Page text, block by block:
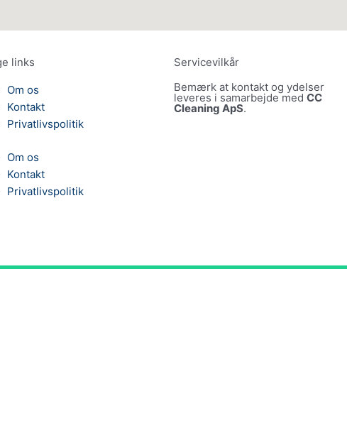
links
Om os
Kontakt
Privatlivspolitik
Om os
Kontakt
Privatlivspolitik
Servicevilkår
Bemærk at kontakt og ydelser
leveres i samarbejde med CC
Cleaning ApS.